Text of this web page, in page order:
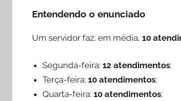
Entendendo o enunciado
Um servidor faz, em média, 10
Segunda-feira:12 atendimentos;
Terça-feira:10 atendimentos;
Quarta-feira:10 atendimentos;